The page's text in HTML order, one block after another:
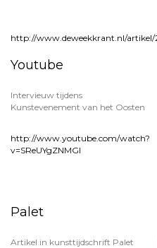
http://www.deweekkrant.nl/artikel/
Youtube
Intervieuw tijdens
Kunstevenement van het Oosten
http://www.youtube.com/watch?
v=SReUYgZNMGI
Palet
Artikel in kunsttijdschrift Palet